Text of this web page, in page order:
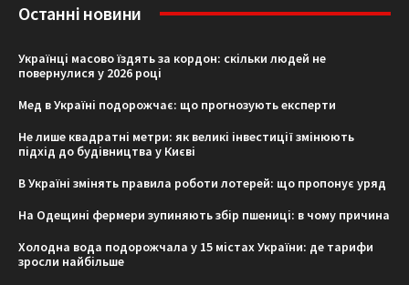
Останні новини
Українці масово їздять за кордон: скільки людей не
повернулися у 2026 році
Мед в Україні подорожчає: що прогнозують експерти
Не лише квадратні метри: як великі інвестиції змінюють
підхід до будівництва у Києві
В Україні змінять правила роботи лотерей: що пропонує уряд
На Одещині фермери зупиняють збір пшениці: в чому причина
Холодна вода подорожчала у 15 містах України: де тарифи
зросли найбільше